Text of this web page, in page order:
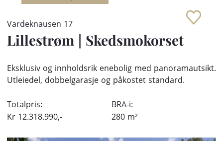
Vardeknausen 17
Lillestrøm | Skedsmokorset
Eksklusiv og innholdsrik enebolig med panoramautsikt.
Utleiedel, dobbelgarasje og påkostet standard.
Totalpris:
Kr 12.318.990,-
BRA-i:
280 m²